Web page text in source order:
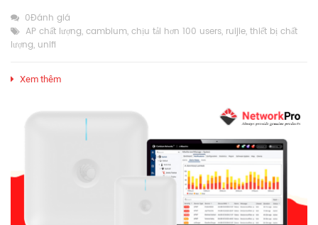
0Đánh giá
AP chất lượng, cambium, chịu tải hơn 100 users, ruijie, thiết bị chất
lượng, unifi
Xem thêm